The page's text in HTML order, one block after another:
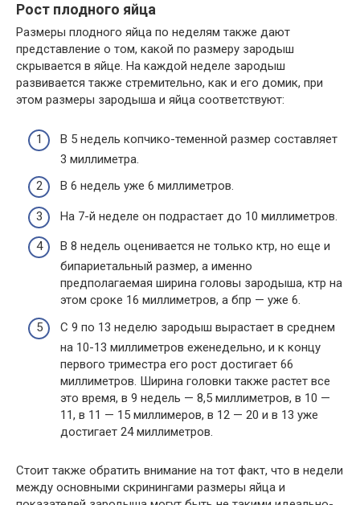
Рост плодного яйца
Размеры плодного яйца по неделям также дают
представление о том, какой по размеру зародыш
скрывается в яйце. На каждой неделе зародыш
развивается также стремительно, как и его домик, при
этом размеры зародыша и яйца соответствуют:
В 5 недель копчико-теменной размер составляет
3 миллиметра.
В 6 недель уже 6 миллиметров.
На 7-й неделе он подрастает до 10 миллиметров.
В 8 недель оценивается не только ктр, но еще и
бипариетальный размер, а именно
предполагаемая ширина головы зародыша, ктр на
этом сроке 16 миллиметров, а бпр — уже 6.
С 9 по 13 неделю зародыш вырастает в среднем
на 10-13 миллиметров еженедельно, и к концу
первого триместра его рост достигает 66
миллиметров. Ширина головки также растет все
это время, в 9 недель — 8,5 миллиметров, в 10 —
11, в 11 — 15 миллимеров, в 12 — 20 и в 13 уже
достигает 24 миллиметров.
Стоит также обратить внимание на тот факт, что в недели
между основными скринингами размеры яйца и